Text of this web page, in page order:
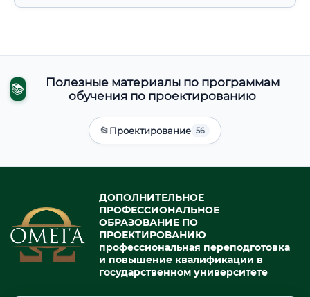
📚
Полезные материалы по программам
обучения по проектированию
📂Проектирование 56
ДОПОЛНИТЕЛЬНОЕ
ПРОФЕССИОНАЛЬНОЕ
ОБРАЗОВАНИЕ ПО
ПРОЕКТИРОВАНИЮ
профессиональная переподготовка
и повышение квалификации в
государственном университете